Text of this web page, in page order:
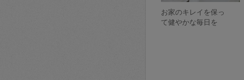
お家のキレイを保っ
て健やかな毎日を